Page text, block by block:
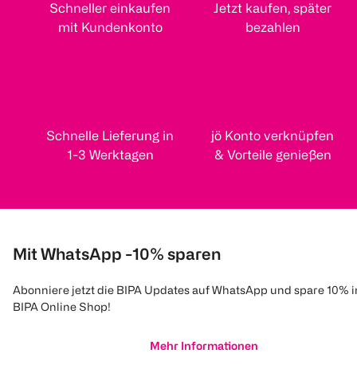
Schneller einkaufen
mit Kundenkonto
Jetzt kaufen, später
bezahlen
Schnelle Lieferung in
1-3 Werktagen
jö Konto verknüpfen
& Vorteile genießen
Mit WhatsApp -10% sparen
Abonniere jetzt die BIPA Updates auf WhatsApp und spare 10%
BIPA Online Shop!
Mehr Informationen